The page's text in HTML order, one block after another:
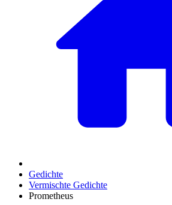
Gedichte
Vermischte Gedichte
Prometheus